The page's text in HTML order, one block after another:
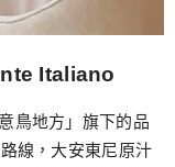
Italiano
鳥地方」旗下的品
線，大安東尼原汁